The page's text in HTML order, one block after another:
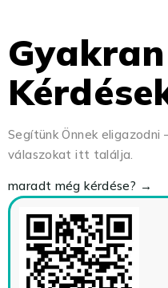
Segítünk Önnek
válaszokat itt találja.
maradt még kérdése? →